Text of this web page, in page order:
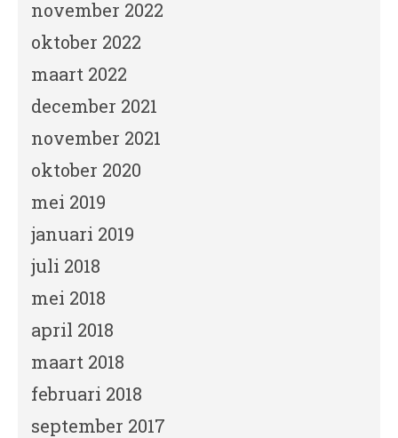
november 2022
oktober 2022
maart 2022
december 2021
november 2021
oktober 2020
mei 2019
januari 2019
juli 2018
mei 2018
april 2018
maart 2018
februari 2018
september 2017